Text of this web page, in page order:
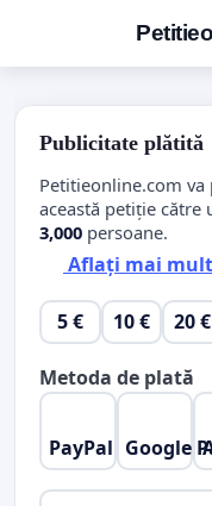
Publicitate plătită
Petitieonline.com va
această petiție către
3,000 persoane.
Aflați mai
5 € 10 € 20 €
Metoda de plată
PayPal Google